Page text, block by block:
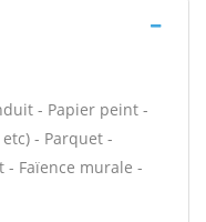
- Papier peint -
- Parquet -
- Faïence murale -